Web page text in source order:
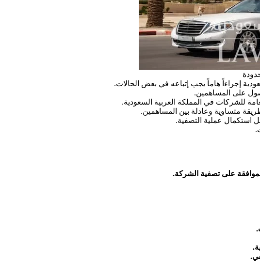
إجراءاً هاماً يجب إتباعه في بعض الحالات.
على المساهمين.
للشركات في المملكة العربية السعودية.
متساوية وعادلة بين المساهمين.
استكمال عملية التصفية.
على تصفية الشركة.